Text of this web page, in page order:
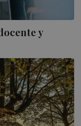
y